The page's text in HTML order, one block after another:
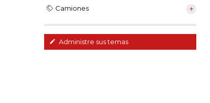
Camiones
Administre sus temas